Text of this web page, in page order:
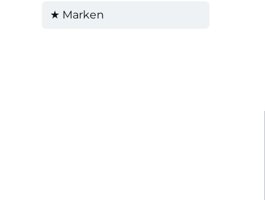
★ Marken